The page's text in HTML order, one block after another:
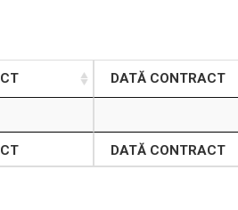
DATĂ CONTRACT
DATĂ CONTRACT